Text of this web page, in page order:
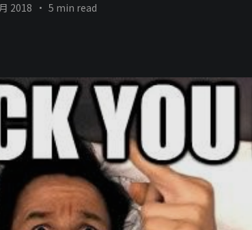
2018 • 5 min read